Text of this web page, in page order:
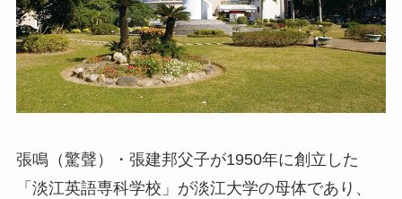
張鳴（驚聲）・張建邦父子が1950年に創立した
「淡江英語専科学校」が淡江大学の母体であり、